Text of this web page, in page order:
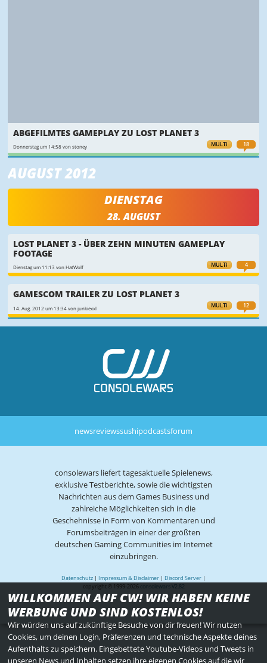
MULTI 18
ABGEFILMTES GAMEPLAY ZU LOST PLANET 3
Donnerstag um 14:58 von stoney
AUGUST 2012
DIENSTAG
28. AUGUST
MULTI 4
LOST PLANET 3 - ÜBER ZEHN MINUTEN GAMEPLAY
FOOTAGE
Dienstag um 11:13 von HatWolf
MULTI 12
GAMESCOM TRAILER ZU LOST PLANET 3
14. Aug. 2012 um 13:34 von junkiexxl
newsreviewssushipodcastsforum
consolewars liefert tagesaktuelle Spielenews,
exklusive Testberichte, sowie die wichtigsten
Nachrichten aus dem Games Business und
zahlreiche Möglichkeiten sich in die
Geschehnisse in Form von Kommentaren und
Forumsbeiträgen in einer der größten
deutschen Gaming Communities im Internet
einzubringen.
Datenschutz | Impressum & Disclaimer | Discord Server |
copyright © 1999-2026
consolewars V2.82
WILLKOMMEN AUF CW! WIR HABEN KEINE
WERBUNG UND SIND KOSTENLOS!
Wir würden uns auf zukünftige Besuche von dir freuen! Wir nutzen
Cookies, um deinen Login, Präferenzen und technische Aspekte deines
Aufenthalts zu speichern. Eingebettete Youtube-Videos und Tweets in
unseren News und Inhalten setzen ihre eigenen Cookies auf die wir